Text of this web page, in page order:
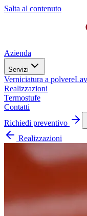
Salta al contenuto
Azienda
Servizi
Verniciatura a polvere
Realizzazioni
Termostufe
Contatti
Richiedi preventivo
Realizzazioni